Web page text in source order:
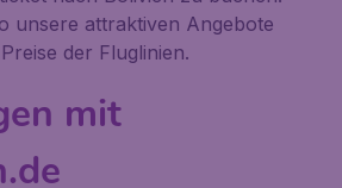
unsere attraktiven Angebote
der Fluglinien.
mit